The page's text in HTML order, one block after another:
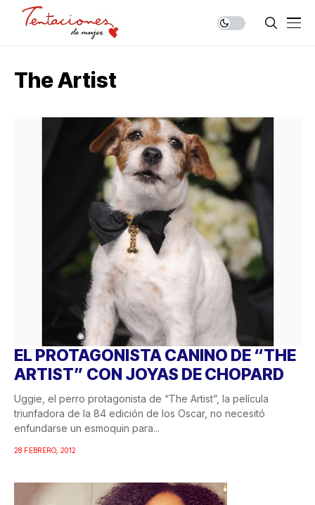
The Artist
EL PROTAGONISTA CANINO DE “THE
ARTIST” CON JOYAS DE CHOPARD
Uggie, el perro protagonista de “The Artist”, la película
triunfadora de la 84 edición de los Oscar, no necesitó
enfundarse un esmoquin para...
28 FEBRERO, 2012